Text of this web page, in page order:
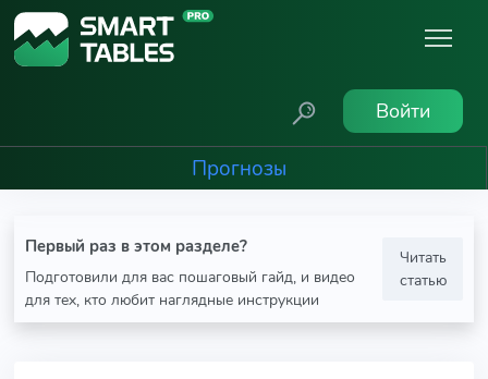
Войти
Прогнозы
Первый раз в этом разделе?
Подготовили для вас пошаговый гайд, и видео
для тех, кто любит наглядные инструкции
Читать
статью